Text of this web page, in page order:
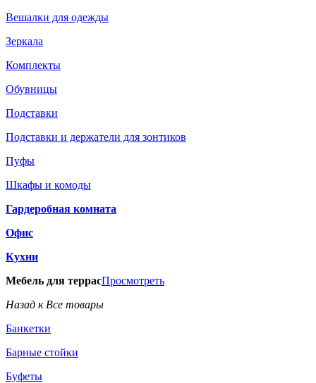
Вешалки для одежды
Зеркала
Комплекты
Обувницы
Подставки
Подставки и держатели для зонтиков
Пуфы
Шкафы и комоды
Гардеробная комната
Офис
Кухни
Мебель для террасПросмотреть
Назад к Все товары
Банкетки
Барные стойки
Буфеты